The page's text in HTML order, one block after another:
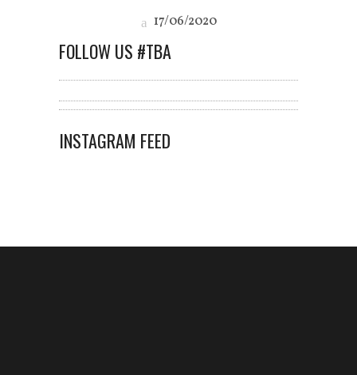
17/06/2020
FOLLOW US #TBA
INSTAGRAM FEED